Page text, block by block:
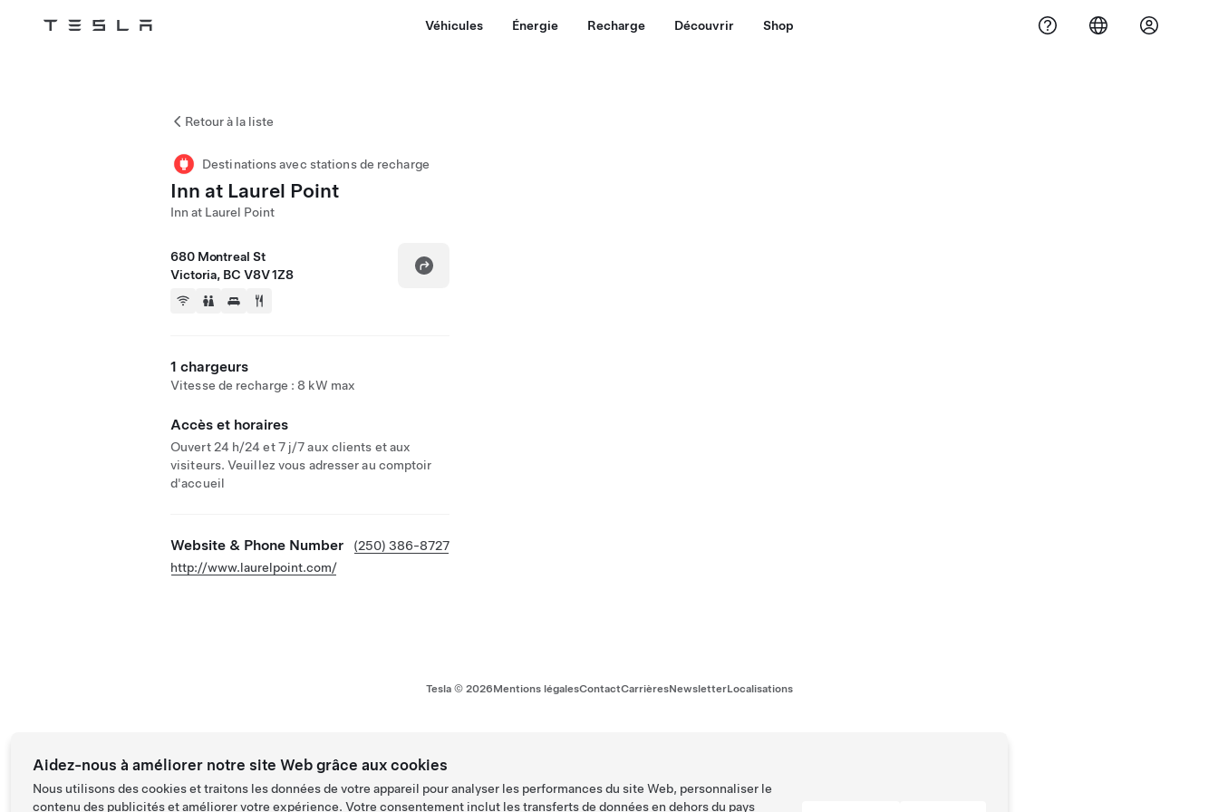
Tesla Véhicules Énergie Recharge Découvrir Shop
Retour à la liste
Destinations avec stations de recharge
Inn at Laurel Point
Inn at Laurel Point
680 Montreal St
Victoria, BC V8V 1Z8
1 chargeurs
Vitesse de recharge : 8 kW max
Accès et horaires
Ouvert 24 h/24 et 7 j/7 aux clients et aux
visiteurs. Veuillez vous adresser au comptoir
d'accueil
Website & Phone Number
(250) 386-8727
http://www.laurelpoint.com/
Tesla © 2026Mentions légalesContactCarrièresNewsletterLocalisations
Aidez-nous à améliorer notre site Web grâce aux cookies
Nous utilisons des cookies et traitons les données de votre appareil pour analyser les performances du site Web, personnaliser le
contenu des publicités et améliorer votre expérience. Votre consentement inclut les transferts de données en dehors du pays